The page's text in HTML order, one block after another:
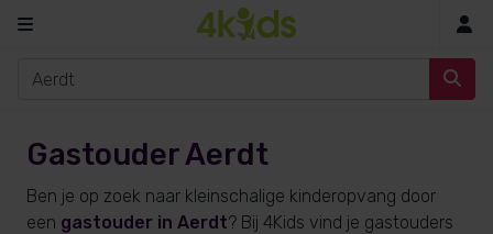
Gastouder Aerdt
Ben je op zoek naar kleinschalige kinderopvang door
een gastouder in Aerdt? Bij 4Kids vind je gastouders